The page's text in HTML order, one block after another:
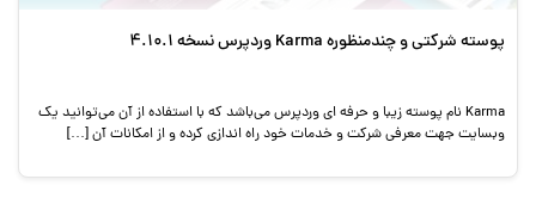
پوسته شرکتی و چندمنظوره Karma وردپرس نسخه 4.10.1
Karma نام پوسته زیبا و حرفه ای وردپرس می‌باشد که با استفاده از آن می‌توانید یک
وبسایت جهت معرفی شرکت و خدمات خود راه اندازی کرده و از امکانات آن […]